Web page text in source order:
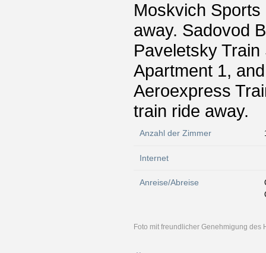
Moskvich
away. Sadovod
Paveletsky
Apartment 1,
Aeroexpress
train ride away.
Anzahl der Zimmer
Internet
Anreise/Abreise
Foto mit freundlicher Genehmigung des